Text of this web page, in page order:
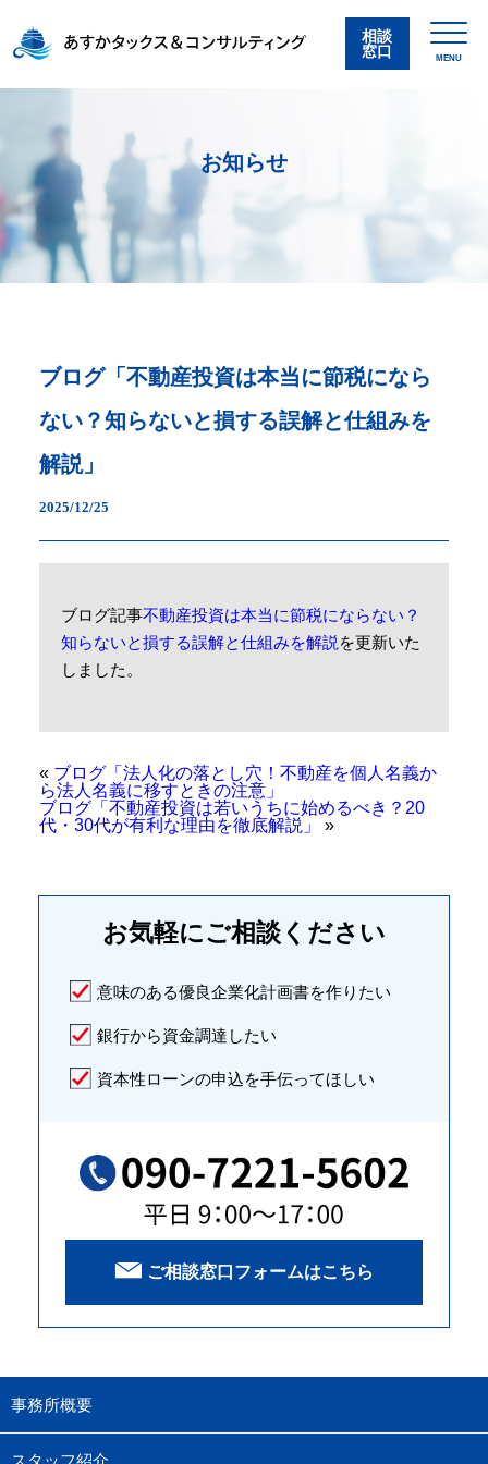
相談
窓口
MENU
お知らせ
ブログ「不動産投資は本当に節税になら
ない？知らないと損する誤解と仕組みを
解説」
2025/12/25
ブログ記事不動産投資は本当に節税にならない？
知らないと損する誤解と仕組みを解説を更新いた
しました。
« ブログ「法人化の落とし穴！不動産を個人名義か
ら法人名義に移すときの注意」
ブログ「不動産投資は若いうちに始めるべき？20
代・30代が有利な理由を徹底解説」
»
お気軽にご相談ください
意味のある優良企業化計画書を作りたい
銀行から資金調達したい
資本性ローンの申込を手伝ってほしい
ご相談窓口フォームはこちら
事務所概要